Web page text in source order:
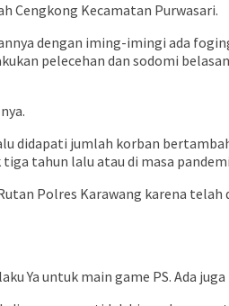
Cengkong Kecamatan Purwasari.
dengan iming-imingi ada
pelecehan dan sodomi
didapati jumlah korban
tahun lalu atau di masa pandemi
Polres Karawang karena
Ya untuk main game PS. Ada